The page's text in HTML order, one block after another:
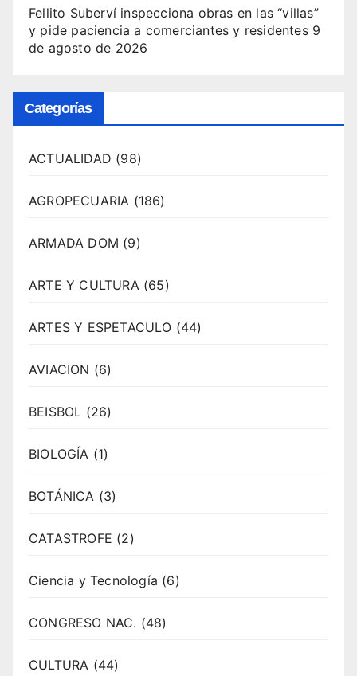
Fellito Suberví inspecciona obras en las “villas”
y pide paciencia a comerciantes y residentes 9
de agosto de 2026
Categorías
ACTUALIDAD (98)
AGROPECUARIA (186)
ARMADA DOM (9)
ARTE Y CULTURA (65)
ARTES Y ESPETACULO (44)
AVIACION (6)
BEISBOL (26)
BIOLOGÍA (1)
BOTÁNICA (3)
CATASTROFE (2)
Ciencia y Tecnología (6)
CONGRESO NAC. (48)
CULTURA (44)